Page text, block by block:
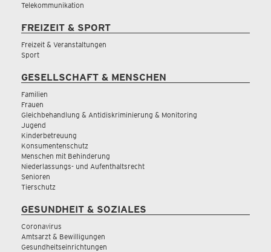
Telekommunikation
FREIZEIT & SPORT
Freizeit & Veranstaltungen
Sport
GESELLSCHAFT & MENSCHEN
Familien
Frauen
Gleichbehandlung & Antidiskriminierung & Monitoring
Jugend
Kinderbetreuung
Konsumentenschutz
Menschen mit Behinderung
Niederlassungs- und Aufenthaltsrecht
Senioren
Tierschutz
GESUNDHEIT & SOZIALES
Coronavirus
Amtsarzt & Bewilligungen
Gesundheitseinrichtungen